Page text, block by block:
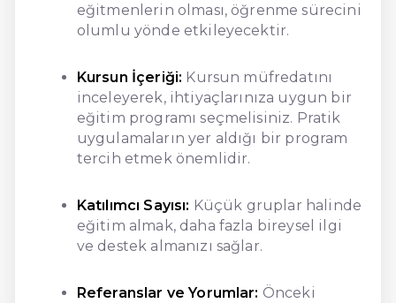
eğitmenlerin olması, öğrenme sürecini
olumlu yönde etkileyecektir.
Kursun İçeriği: Kursun müfredatını
inceleyerek, ihtiyaçlarınıza uygun bir
eğitim programı seçmelisiniz. Pratik
uygulamaların yer aldığı bir program
tercih etmek önemlidir.
Katılımcı Sayısı: Küçük gruplar halinde
eğitim almak, daha fazla bireysel ilgi
ve destek almanızı sağlar.
Referanslar ve Yorumlar: Önceki